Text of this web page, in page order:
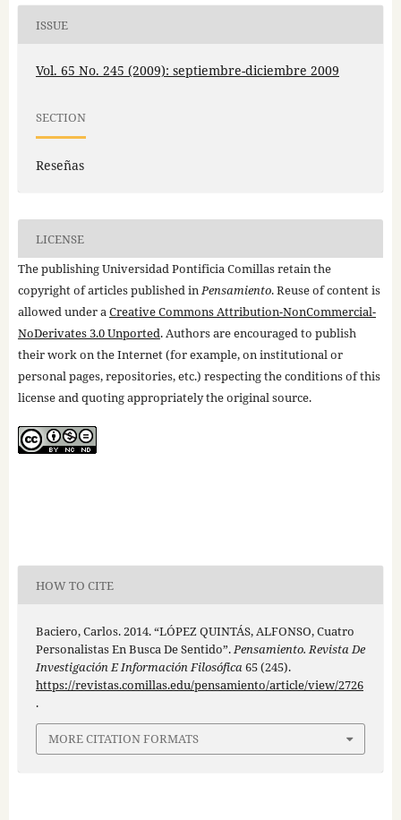
ISSUE
Vol. 65 No. 245 (2009): septiembre-diciembre 2009
SECTION
Reseñas
LICENSE
The publishing Universidad Pontificia Comillas retain the
copyright of articles published inPensamiento. Reuse of content is
allowed under aCreative Commons Attribution-NonCommercial-
NoDerivates 3.0 Unported. Authors are encouraged to publish
their work on the Internet (for example, on institutional or
personal pages, repositories, etc.) respecting the conditions of this
license and quoting appropriately the original source.
HOW TO CITE
Baciero, Carlos. 2014. “LÓPEZ QUINTÁS, ALFONSO, Cuatro
Personalistas En Busca De Sentido”.Pensamiento. Revista De
Investigación E Información Filosófica65 (245).
https://revistas.comillas.edu/pensamiento/article/view/2726
.
MORE CITATION FORMATS